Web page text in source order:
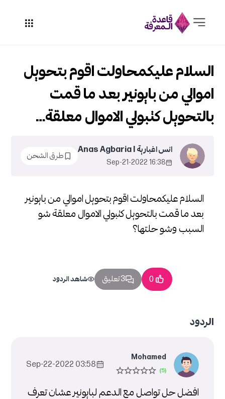
السلام عليكمحاولت اقوم بتحويل اموالي من بايونير
بعد ما قمت بالتحويل كتبولي الاموال معلقة شو
السبب وشو حلتها؟
السلام عليكمحاولت اقوم بتحويل
اموالي من بايونير بعد ما قمت
بالتحويل كتبولي الاموال معلقة…
انس اغبارية Anas Agbaria l
16:38 2022-Sep-21
طرق الشحن
0 3 تعليق شاهد الردود
الردود
Mohamed
03:58 2022-Sep-22
افضل حل تواصل مع الدعم لبايونير عشان تعرف